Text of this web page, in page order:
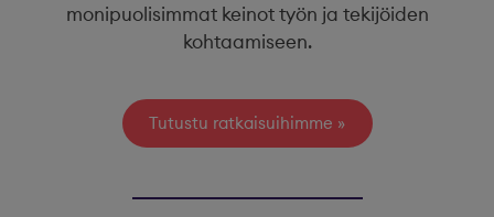
monipuolisimmat keinot työn ja tekijöiden
kohtaamiseen.
Tutustu ratkaisuihimme